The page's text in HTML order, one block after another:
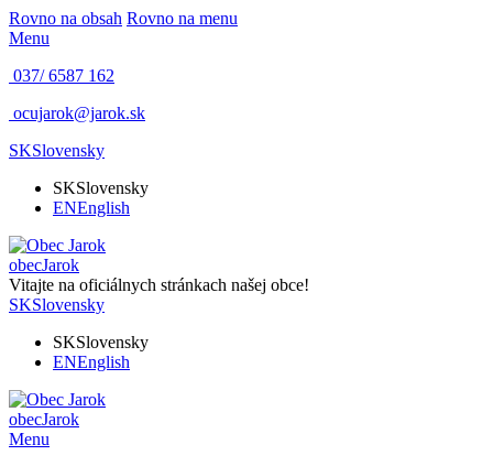
Rovno na obsah Rovno na menu
Menu
037/ 6587 162
ocujarok@jarok.sk
SKSlovensky
SKSlovensky
ENEnglish
obecJarok
Vitajte na oficiálnych stránkach našej obce!
SKSlovensky
SKSlovensky
ENEnglish
obecJarok
Menu